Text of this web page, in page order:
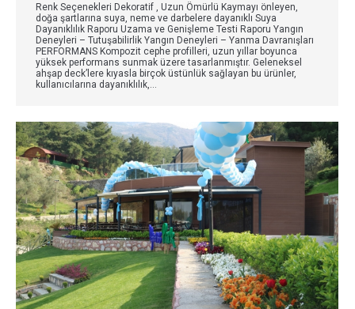
Renk Seçenekleri Dekoratif , Uzun Ömürlü Kaymayı önleyen,
doğa şartlarına suya, neme ve darbelere dayanıklı Suya
Dayanıklılık Raporu Uzama ve Genişleme Testi Raporu Yangın
Deneyleri – Tutuşabilirlik Yangın Deneyleri – Yanma Davranışları
PERFORMANS Kompozit cephe profilleri, uzun yıllar boyunca
yüksek performans sunmak üzere tasarlanmıştır. Geleneksel
ahşap deck’lere kıyasla birçok üstünlük sağlayan bu ürünler,
kullanıcılarına dayanıklılık,…